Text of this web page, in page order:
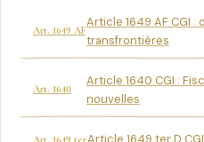
Art. 1649 AF
Article 1649 AF CGI
transfrontières
Art. 1640
Article 1640 CGI :
nouvelles
Art. 1649 terArticle 1649 ter D